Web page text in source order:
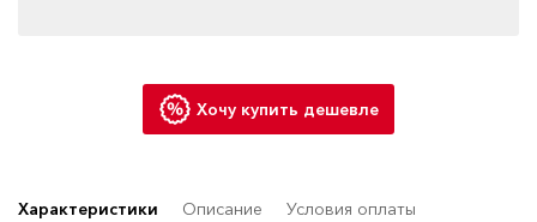
Хочу купить дешевле
Характеристики Описание Условия оплаты